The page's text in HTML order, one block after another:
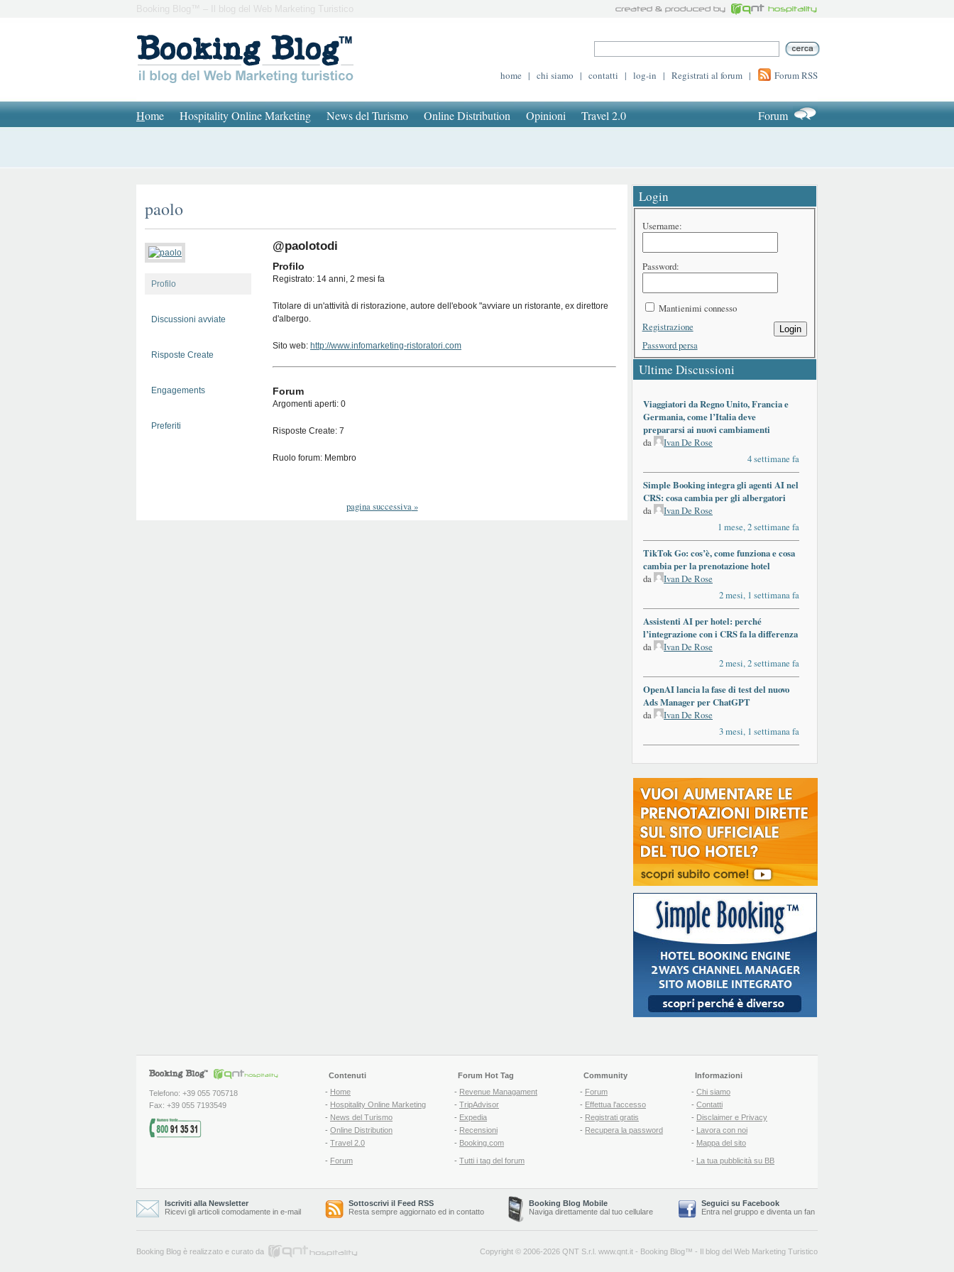
Booking Blog™ – Il blog del Web Marketing Turistico
home | chi siamo | contatti | log-in | Registrati al forum | Forum RSS
Home Hospitality Online Marketing News del Turismo Online Distribution Opinioni Travel 2.0 Forum
paolo
Profilo
Discussioni avviate
Risposte Create
Engagements
Preferiti
@paolotodi
Profilo
Registrato: 14 anni, 2 mesi fa
Titolare di un'attività di ristorazione, autore dell'ebook "avviare un ristorante, ex direttore
d'albergo.
Sito web: http://www.infomarketing-ristoratori.com
Forum
Argomenti aperti: 0
Risposte Create: 7
Ruolo forum: Membro
pagina successiva»
Login
Username:
Password:
Mantienimi connesso
Login
Registrazione
Password persa
Ultime Discussioni
Viaggiatori da Regno Unito, Francia e
Germania, come l’Italia deve
prepararsi ai nuovi cambiamenti
da
Ivan De Rose
4 settimane fa
Simple Booking integra gli agenti AI nel
CRS: cosa cambia per gli albergatori
da
Ivan De Rose
1 mese, 2 settimane fa
TikTok Go: cos’è, come funziona e cosa
cambia per la prenotazione hotel
da
Ivan De Rose
2 mesi, 1 settimana fa
Assistenti AI per hotel: perché
l’integrazione con i CRS fa la differenza
da
Ivan De Rose
2 mesi, 2 settimane fa
OpenAI lancia la fase di test del nuovo
Ads Manager per ChatGPT
da
Ivan De Rose
3 mesi, 1 settimana fa
Telefono: +39 055 705718
Fax: +39 055 7193549
Contenuti
- Home
- Hospitality Online Marketing
- News del Turismo
- Online Distribution
- Travel 2.0
- Forum
Forum Hot Tag
- Revenue Managament
- TripAdvisor
- Expedia
- Recensioni
- Booking.com
- Tutti i tag del forum
Community
- Forum
- Effettua l'accesso
- Registrati gratis
- Recupera la password
Informazioni
- Chi siamo
- Contatti
- Disclaimer e Privacy
- Lavora con noi
- Mappa del sito
- La tua pubblicità su BB
Iscriviti alla Newsletter
Ricevi gli articoli comodamente in e-mail
Sottoscrivi il Feed RSS
Resta sempre aggiornato ed in contatto
Booking Blog Mobile
Naviga direttamente dal tuo cellulare
Seguici su Facebook
Entra nel gruppo e diventa un fan
Booking Blog è realizzato e curato da Copyright © 2006-2026 QNT S.r.l. www.qnt.it - Booking Blog™ - Il blog del Web Marketing Turistico